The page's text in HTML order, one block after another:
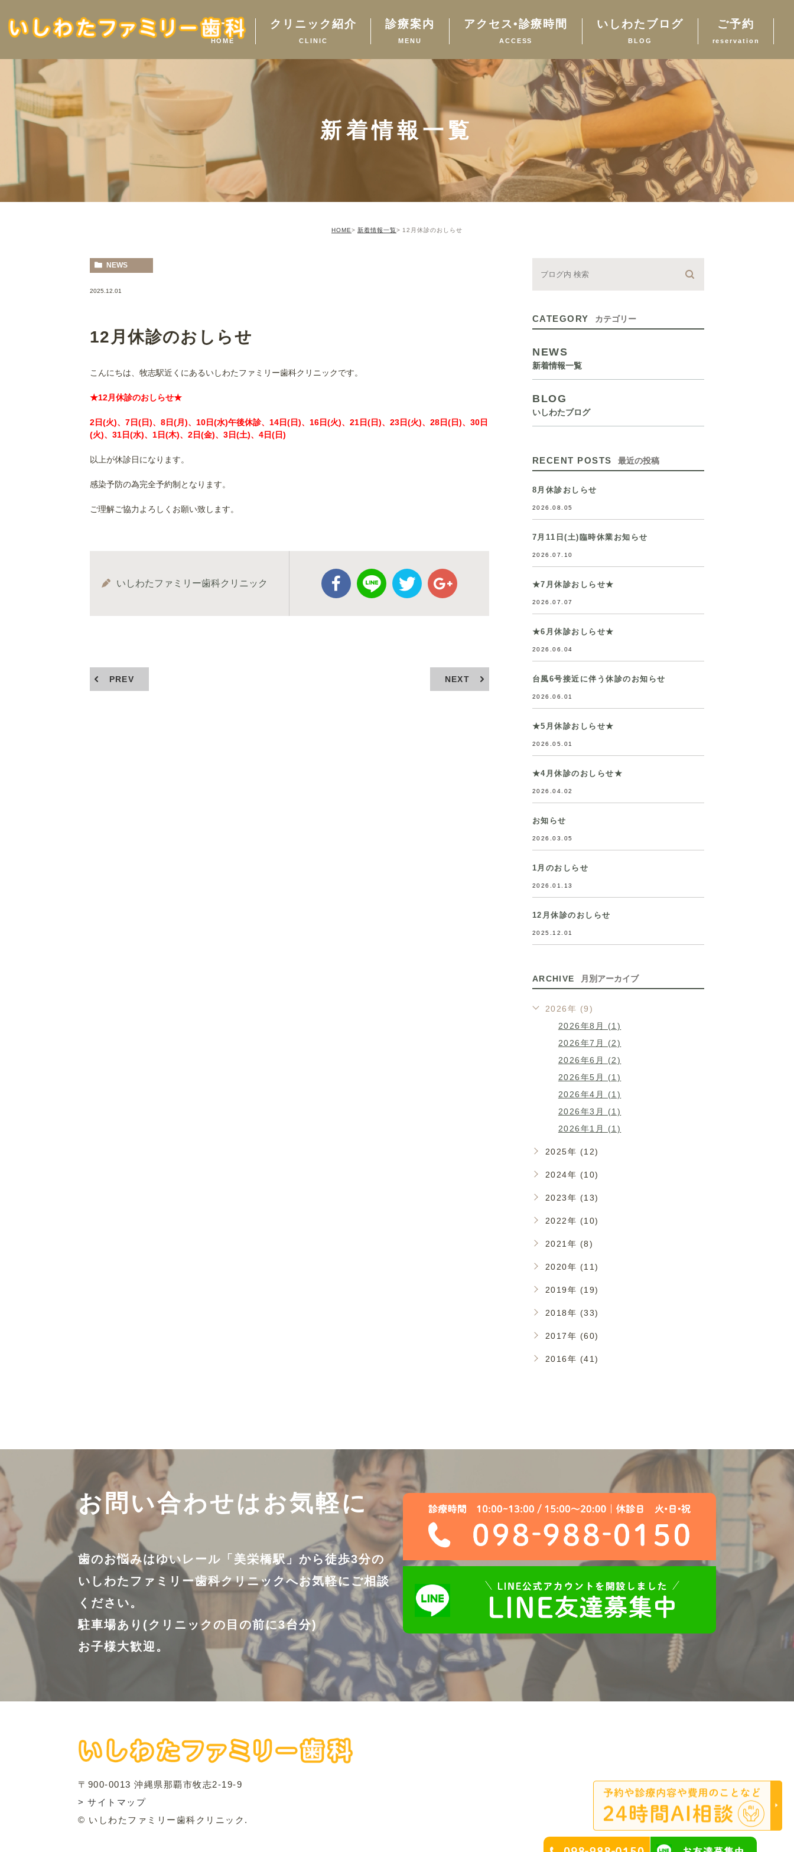
ホーム
HOME
クリニック紹介
CLINIC
診療案内
MENU
アクセス•診療時間
ACCESS
いしわたブログ
BLOG
ご予約
reservation
新着情報一覧
HOME 新着情報一覧 12月休診のおしらせ
NEWS
2025.12.01
12月休診のおしらせ
こんにちは、牧志駅近くにあるいしわたファミリー歯科クリニックです。
★12月休診のおしらせ★
2日(火)、7日(日)、8日(月)、10日(水)午後休診、14日(日)、16日(火)、21日(日)、23日(火)、28日(日)、30日
(火)、31日(水)、1日(木)、2日(金)、3日(土)、4日(日)
以上が休診日になります。
感染予防の為完全予約制となります。
ご理解ご協力よろしくお願い致します。
いしわたファミリー歯科クリニック
PREV NEXT
CATEGORY カテゴリー
NEWS
新着情報一覧
BLOG
いしわたブログ
RECENT POSTS 最近の投稿
8月休診おしらせ
2026.08.05
7月11日(土)臨時休業お知らせ
2026.07.10
★7月休診おしらせ★
2026.07.07
★6月休診おしらせ★
2026.06.04
台風6号接近に伴う休診のお知らせ
2026.06.01
★5月休診おしらせ★
2026.05.01
★4月休診のおしらせ★
2026.04.02
お知らせ
2026.03.05
1月のおしらせ
2026.01.13
12月休診のおしらせ
2025.12.01
ARCHIVE 月別アーカイブ
2026年 (9)
2026年8月 (1)
2026年7月 (2)
2026年6月 (2)
2026年5月 (1)
2026年4月 (1)
2026年3月 (1)
2026年1月 (1)
2025年 (12)
2024年 (10)
2023年 (13)
2022年 (10)
2021年 (8)
2020年 (11)
2019年 (19)
2018年 (33)
2017年 (60)
2016年 (41)
お問い合わせはお気軽に
歯のお悩みはゆいレール「美栄橋駅」から徒歩3分の
いしわたファミリー歯科クリニックへお気軽にご相談
ください。
駐車場あり(クリニックの目の前に3台分)
お子様大歓迎。
〒900-0013 沖縄県那覇市牧志2-19-9
> サイトマップ
© いしわたファミリー歯科クリニック.